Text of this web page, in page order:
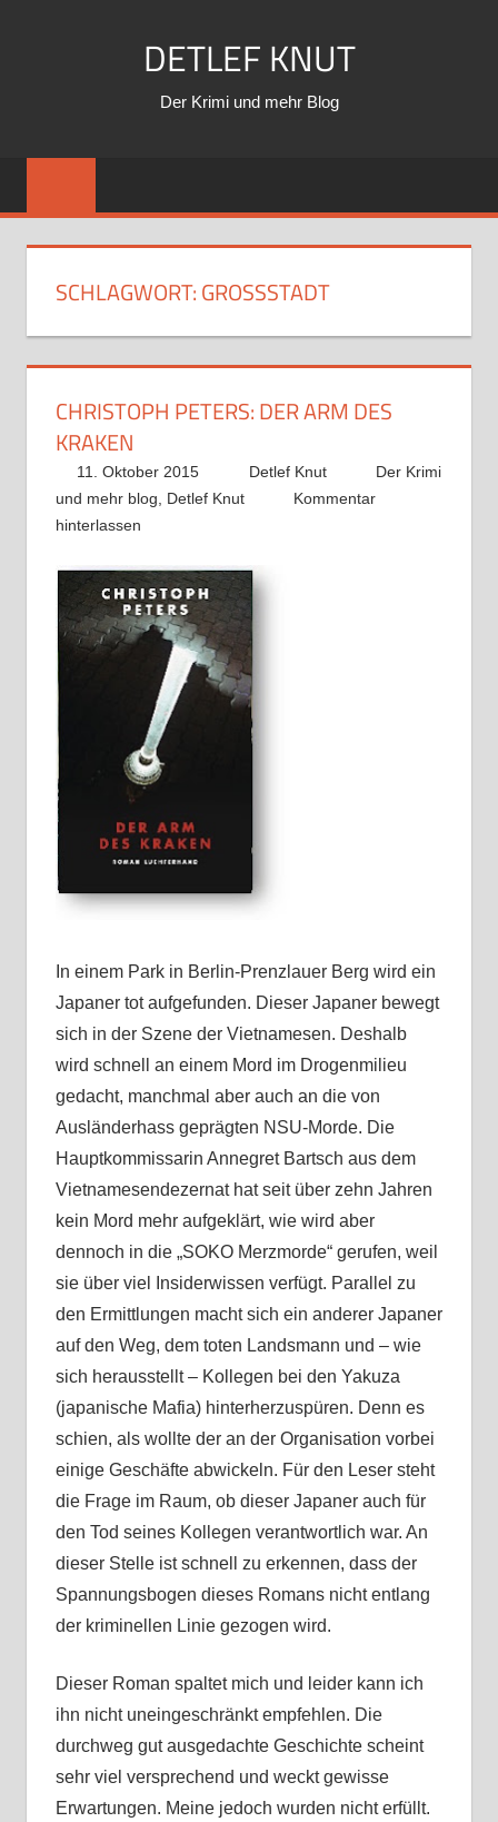
DETLEF KNUT
Der Krimi und mehr Blog
SCHLAGWORT:GROSSSTADT
CHRISTOPH PETERS: DER ARM DES
KRAKEN
11. Oktober 2015 Detlef Knut
Der Krimi
und mehr blog, Detlef Knut
Kommentar
hinterlassen
In einem Park in Berlin-Prenzlauer Berg wird ein
Japaner tot aufgefunden. Dieser Japaner bewegt
sich in der Szene der Vietnamesen. Deshalb
wird schnell an einem Mord im Drogenmilieu
gedacht, manchmal aber auch an die von
Ausländerhass geprägten NSU-Morde. Die
Hauptkommissarin Annegret Bartsch aus dem
Vietnamesendezernat hat seit über zehn Jahren
kein Mord mehr aufgeklärt, wie wird aber
dennoch in die „SOKO Merzmorde“ gerufen, weil
sie über viel Insiderwissen verfügt. Parallel zu
den Ermittlungen macht sich ein anderer Japaner
auf den Weg, dem toten Landsmann und – wie
sich herausstellt – Kollegen bei den Yakuza
(japanische Mafia) hinterherzuspüren. Denn es
schien, als wollte der an der Organisation vorbei
einige Geschäfte abwickeln. Für den Leser steht
die Frage im Raum, ob dieser Japaner auch für
den Tod seines Kollegen verantwortlich war. An
dieser Stelle ist schnell zu erkennen, dass der
Spannungsbogen dieses Romans nicht entlang
der kriminellen Linie gezogen wird.
Dieser Roman spaltet mich und leider kann ich
ihn nicht uneingeschränkt empfehlen. Die
durchweg gut ausgedachte Geschichte scheint
sehr viel versprechend und weckt gewisse
Erwartungen. Meine jedoch wurden nicht erfüllt.